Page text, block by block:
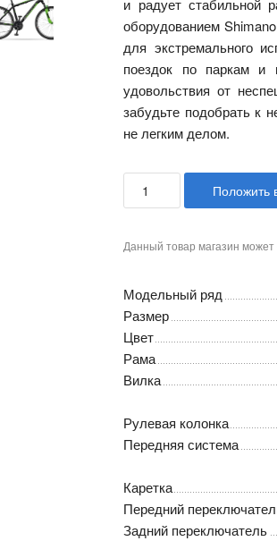
и радует стабильной
оборудованием
для экстремального
поездок по паркам и
удовольствия от
забудьте подобрать к
не легким делом.
Положить
Данный товар магазин
Модельный ряд
Размер
Цвет
Рама
Вилка
Рулевая колонка
Передняя система
Каретка
Передний
Задний переключатель